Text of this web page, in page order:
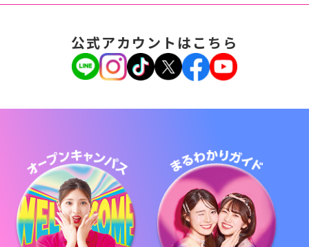
公式アカウントはこちら